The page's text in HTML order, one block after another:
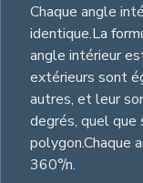
Chaque angle
identique.La
angle intérieur
extérieurs sont
autres, et leur
degrés, quel
polygon.Chaque
360°/n.